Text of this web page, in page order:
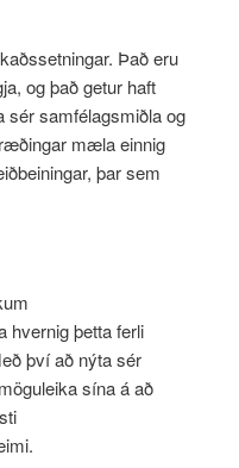
Það eru
og það getur haft
sér samfélagsmiðla og
mæla einnig
þar sem
hvernig þetta ferli
því að nýta sér
sína á að